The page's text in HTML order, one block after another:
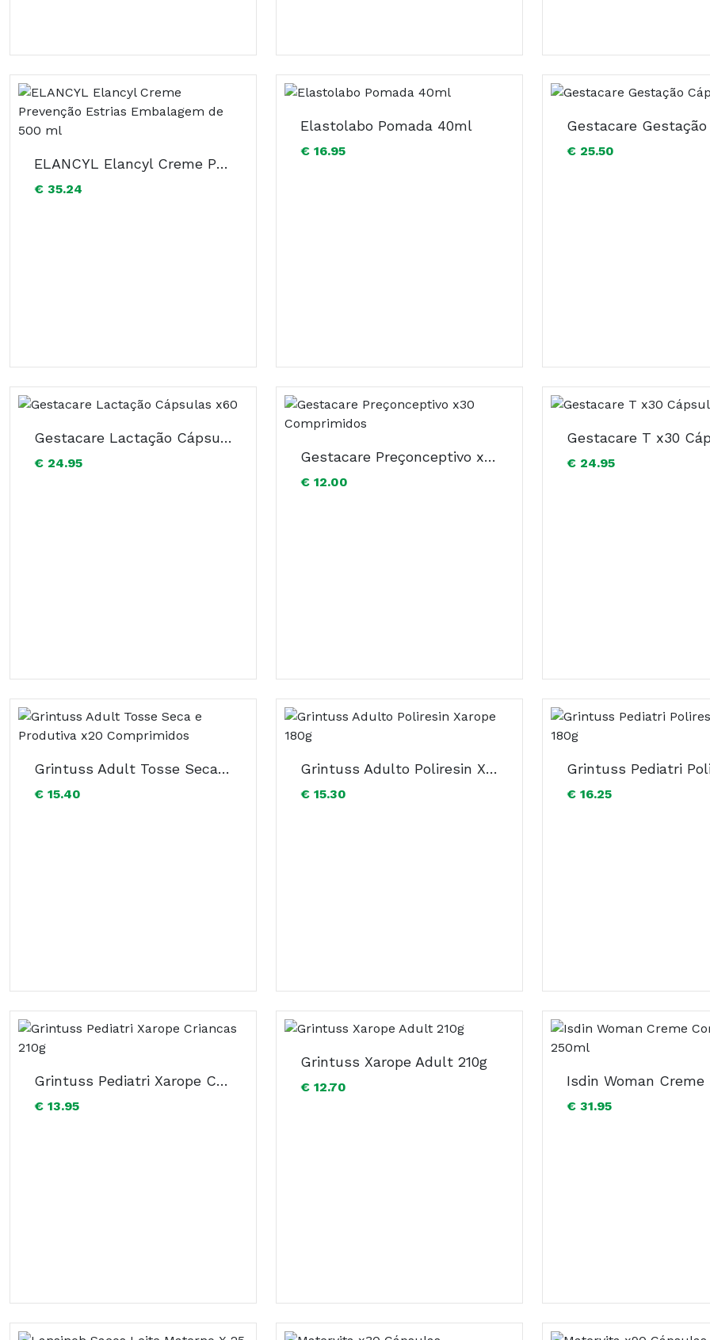
ELANCYL Elancyl Creme Prevenção Estrias Embalagem de 500 ml
€ 35.24
Elastolabo Pomada 40ml
€ 16.95 € 25.50
Gestacare Lactação Cápsulas x60
€ 24.95 Gestacare Preçonceptivo x30 Comprimidos
€ 12.00
Gestacare T x30
€ 24.95
Grintuss Adult Tosse Seca e Produtiva x20 Comprimidos
€ 15.40
Grintuss Adulto Poliresin Xarope 180g
€ 15.30 € 16.25
Grintuss Pediatri Xarope Criancas 210g
€ 13.95
Grintuss Xarope Adult 210g
€ 12.70
€ 31.95